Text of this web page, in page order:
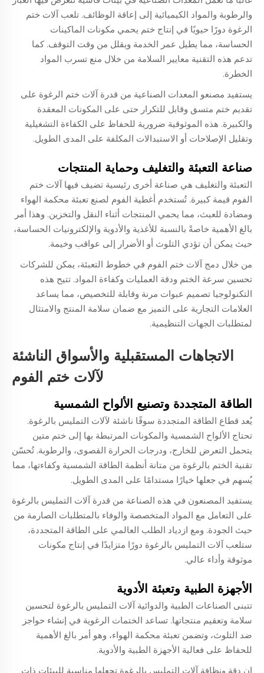
والرطوبة والمواد الكيميائية إلى إعاقة الوظائف. تلعب آلات ختم
الرغوة دورًا حيويًا في إنتاج ختم يحمي مكونات الماكينات
الحساسة، مما يطيل عمر الخدمة ويقلل من وقت التوقف. كما
تدعم هذه التقنية معايير السلامة من خلال منع تسرب المواد
الخطرة.
يستفيد مصنعو المعدات الصناعية من قدرة آلات ختم الرغوة على
تقديم ختم متسق وقابل للتكرار حتى على المكونات المعقدة
والكبيرة. هذه الموثوقية ضرورية للحفاظ على الكفاءة التشغيلية
وتقليل الإصلاحات أو الاستبدالات المكلفة على المدى الطويل.
صناعة التعبئة والتغليف وحماية المنتجات
التعبئة والتغليف هي صناعة أخرى رئيسية تضيف فيها آلات ختم
الفوم قيمة كبيرة. تُستخدم أغطية الفوم لصنع تعبئة محكمة الهواء
ومضادة للعبث، مما يحمي المنتجات أثناء النقل والتخزين. وهذا أمر
بالغ الأهمية خاصةً بالنسبة للأغذية والأدوية والإلكترونيات الحساسة،
حيث يمكن أن تؤدي التلوث أو الأضرار إلى عواقب وخيمة.
من خلال دمج آلات ختم الفوم في خطوط التعبئة، يمكن للشركات
تحسين سرعة الختم ودقة العمليات وكفاءة المواد. تتيح هذه
التكنولوجيا تصميم عبوات مرنة وقابلة للتخصيص، مما يساعد
العلامات التجارية على التميز مع ضمان سلامة المنتج والامتثال
لمتطلبات الجهات التنظيمية.
الاتجاهات المستقبلية والأسواق الناشئة
لآلات ختم الفوم
الطاقة المتجددة وتصنيع الألواح الشمسية
يُعد قطاع الطاقة المتجددة سوقًا ناشئة لآلات التمليس بالرغوة.
تحتاج الألواح الشمسية والمكونات المرتبطة بها إلى ختم متين
يتحمل التعرض للخارج، ودرجات الحرارة القصوى، والرطوبة. تُحسّن
تقنية الختم بالرغوة من متانة أنظمة الطاقة الشمسية وكفاءتها، مما
يُسهم في جعلها خيارًا مستدامًا على المدى الطويل.
يستفيد المصنعون في هذه الصناعة من قدرة آلات التمليس بالرغوة
على التعامل مع المواد المتخصصة والوفاء بالمتطلبات الصارمة من
حيث الجودة. ومع ازدياد الطلب العالمي على الطاقة المتجددة،
ستلعب آلات التمليس بالرغوة دورًا متزايدًا في إنتاج مكونات
موثوقة وأداء عالي.
الأجهزة الطبية وتعبئة الأدوية
تتبنى الصناعات الطبية والدوائية آلات التمليس بالرغوة لتحسين
سلامة وتعقيم منتجاتها. تساعد الختمات الرغوية في إنشاء حواجز
ضد التلوث، وتضمن تعبئة محكمة الهواء، وهو أمر بالغ الأهمية
للحفاظ على فعالية الأجهزة الطبية والأدوية.
إن دقة ونظافة آلات التمليس بالرغوة تجعلها مناسبة للبيئات ذات